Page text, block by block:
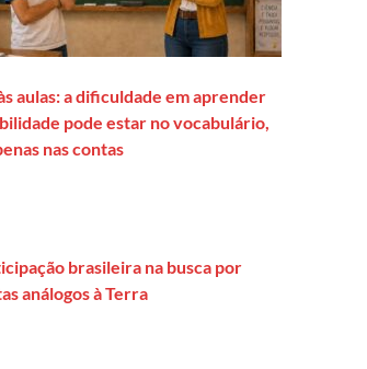
aulas: a dificuldade em aprender
pode estar no vocabulário,
nas contas
brasileira na busca por
análogos à Terra